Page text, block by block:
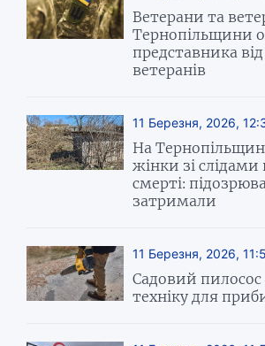
Ветерани та
Тернопільщини
представника від
ветеранів
11 Березня, 2026,
На
жінки зі
смерті:
затримали
11 Березня, 2026,
Садовий пилосос
техніку для